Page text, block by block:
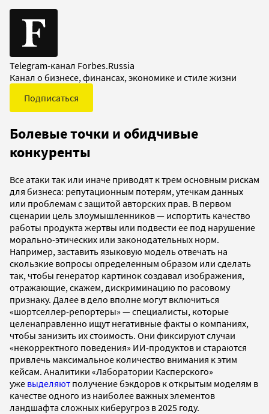
Telegram-канал Forbes.Russia
Канал о бизнесе, финансах, экономике и стиле жизни
Подписаться
Болевые точки и обидчивые
конкуренты
Все атаки так или иначе приводят к трем основным рискам
для бизнеса: репутационным потерям, утечкам данных
или проблемам с защитой авторских прав. В первом
сценарии цель злоумышленников — испортить качество
работы продукта жертвы или подвести ее под нарушение
морально-этических или законодательных норм.
Например, заставить языковую модель отвечать на
скользкие вопросы определенным образом или сделать
так, чтобы генератор картинок создавал изображения,
отражающие, скажем, дискриминацию по расовому
признаку. Далее в дело вполне могут включиться
«шортселлер-репортеры» — специалисты, которые
целенаправленно ищут негативные факты о компаниях,
чтобы занизить их стоимость. Они фиксируют случаи
«некорректного поведения» ИИ-продуктов и стараются
привлечь максимальное количество внимания к этим
кейсам. Аналитики «Лаборатории Касперского»
уже выделяют получение бэкдоров к открытым моделям в
качестве одного из наиболее важных элементов
ландшафта сложных киберугроз в 2025 году.